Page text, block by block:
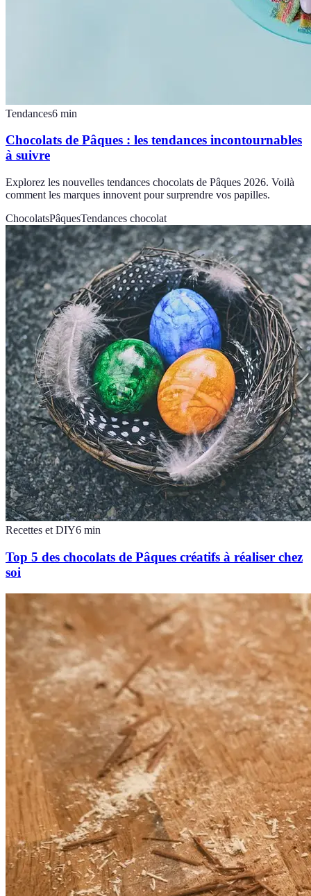
Tendances6 min
Chocolats de Pâques : les tendances incontournables
à suivre
Explorez les nouvelles tendances chocolats de Pâques 2026. Voilà
comment les marques innovent pour surprendre vos papilles.
ChocolatsPâquesTendances chocolat
Recettes et DIY6 min
Top 5 des chocolats de Pâques créatifs à réaliser chez
soi